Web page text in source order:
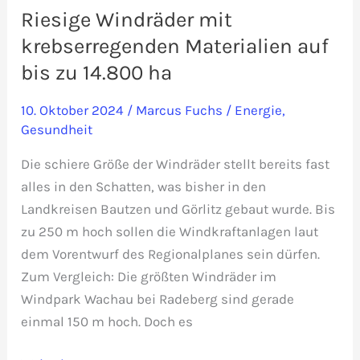
Riesige Windräder mit
krebserregenden Materialien auf
bis zu 14.800 ha
10. Oktober 2024 / Marcus Fuchs / Energie,
Gesundheit
Die schiere Größe der Windräder stellt bereits fast
alles in den Schatten, was bisher in den
Landkreisen Bautzen und Görlitz gebaut wurde. Bis
zu 250 m hoch sollen die Windkraftanlagen laut
dem Vorentwurf des Regionalplanes sein dürfen.
Zum Vergleich: Die größten Windräder im
Windpark Wachau bei Radeberg sind gerade
einmal 150 m hoch. Doch es